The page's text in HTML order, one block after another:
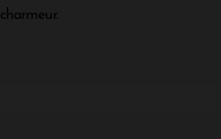
charmeur.